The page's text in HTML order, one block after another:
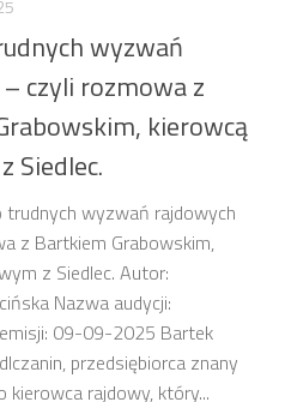
wyzwań
czyli rozmowa z
kierowcą
Siedlec.
trudnych wyzwań rajdowych
z Bartkiem Grabowskim,
z Siedlec. Autor:
Nazwa audycji:
09-09-2025 Bartek
przedsiębiorca znany
rajdowy, który...